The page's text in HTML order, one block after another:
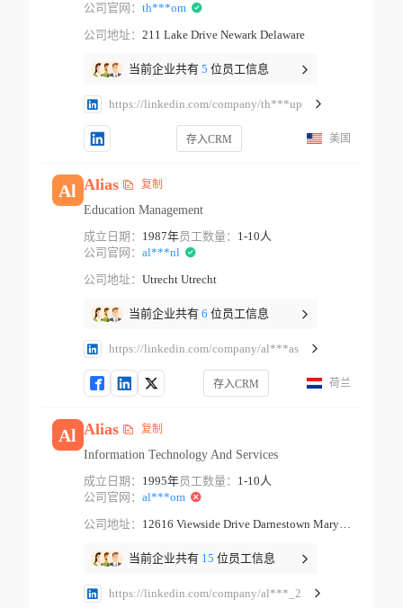
公司官网： th***om
公司地址： 211 Lake Drive Newark Delaware
当前企业共有 5 位员工信息
https://linkedin.com/company/th***up
存入CRM 美国
Al Alias 复制
Education Management
成立日期： 1987年员工数量： 1-10人
公司官网： al***nl
公司地址： Utrecht Utrecht
当前企业共有 6 位员工信息
https://linkedin.com/company/al***as
存入CRM 荷兰
Al Alias 复制
Information Technology And Services
成立日期： 1995年员工数量： 1-10人
公司官网： al***om
公司地址：
12616 Viewside Drive Darnestown Maryland
当前企业共有 15 位员工信息
https://linkedin.com/company/al***_2